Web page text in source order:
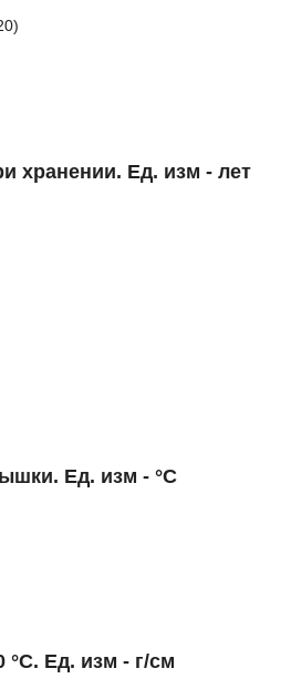
хранении. Ед. изм - лет
Ед. изм - °C
°С. Ед. изм - г/см